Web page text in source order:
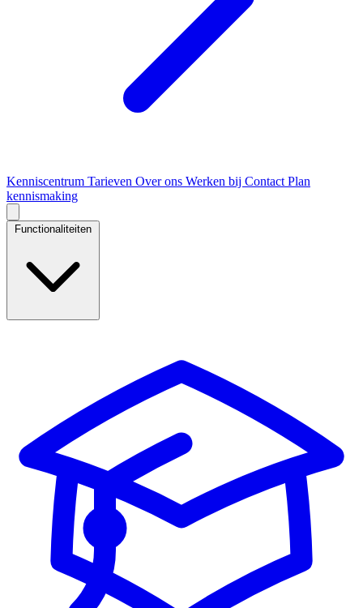
Kenniscentrum Tarieven Over ons Werken bij Contact Plan
kennismaking
Functionaliteiten